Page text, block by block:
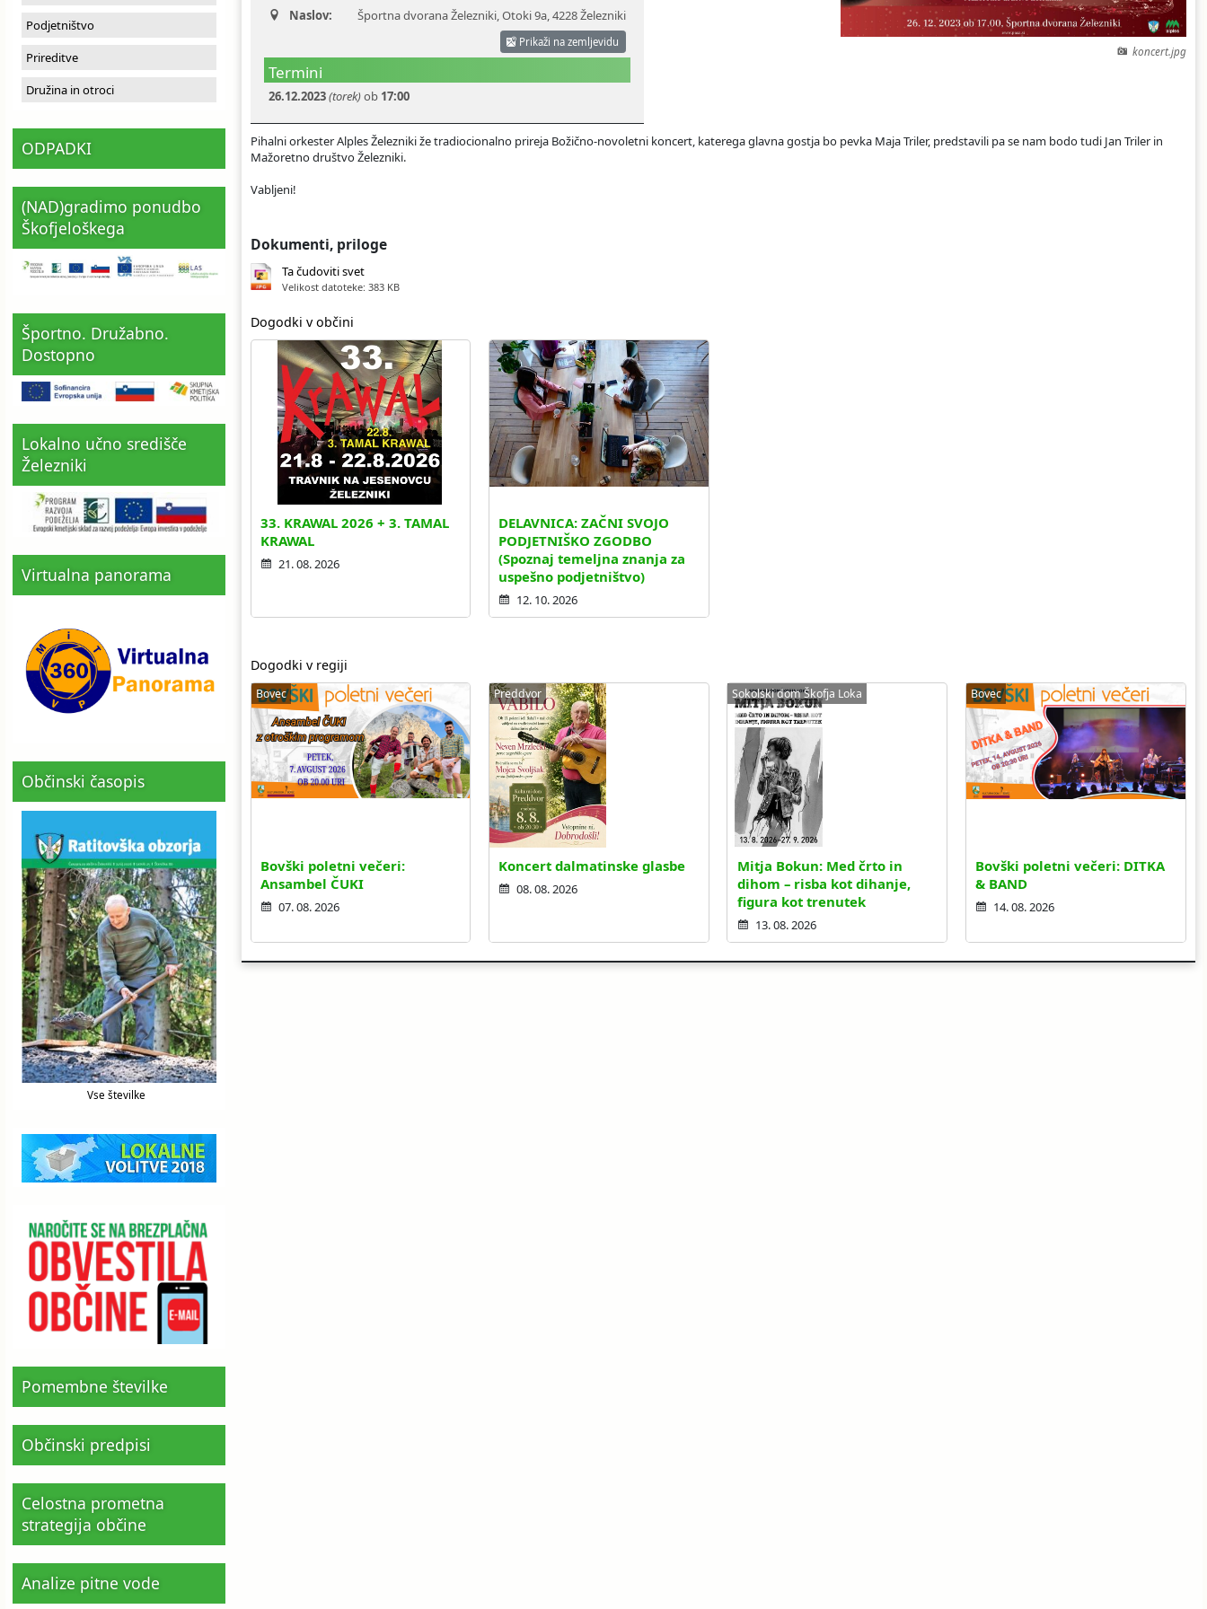
koncert.jpg
Naslov:
Športna dvorana Železniki, Otoki 9a,4228 Železniki
Prikaži na zemljevidu
Termini
26.12.2023(torek)ob 17:00
Pihalni orkester Alples Železniki že tradiocionalno prireja Božično-novoletni koncert, katerega glavna gostja bo pevka Maja Triler, predstavili pa se nam bodo tudi Jan Triler in
Mažoretno društvo Železniki.
Vabljeni!
Dokumenti, priloge
Ta čudoviti svet
Velikost datoteke: 383 KB
Dogodki v občini
33. KRAWAL 2026 + 3. TAMAL
KRAWAL
21. 08. 2026
DELAVNICA: ZAČNI SVOJO
PODJETNIŠKO ZGODBO
(Spoznaj temeljna znanja za
uspešno podjetništvo)
12. 10. 2026
Dogodki v regiji
Bovec
Bovški poletni večeri:
Ansambel ČUKI
07. 08. 2026
Preddvor
Koncert dalmatinske glasbe
08. 08. 2026
Sokolski dom Škofja Loka
Mitja Bokun: Med črto in
dihom – risba kot dihanje,
figura kot trenutek
13. 08. 2026
Bovec
Bovški poletni večeri: DITKA
& BAND
14. 08. 2026
Podjetništvo
Prireditve
Družina in otroci
ODPADKI
(NAD)gradimo ponudbo
Škofjeloškega
Športno. Družabno.
Dostopno
Lokalno učno središče
Železniki
Virtualna panorama
Občinski časopis
Vse številke
Pomembne številke
Občinski predpisi
Celostna prometna
strategija občine
Analize pitne vode
Ceniki
Katalog informacij javnega značaja
Proračun občine
Uradni dokumenti in povezave